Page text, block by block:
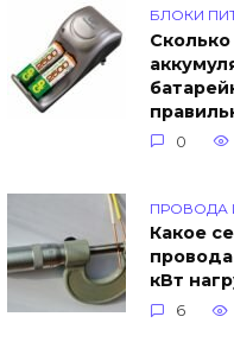
БЛОКИ
0
ПРОВОДА
Какое
кВт
6